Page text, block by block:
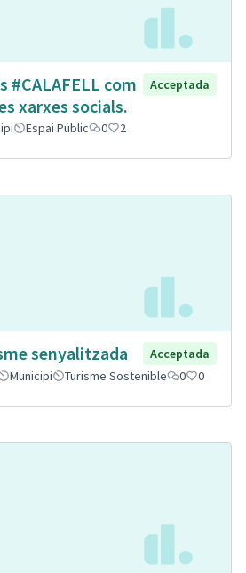
#CALAFELL com
xarxes socials.
Acceptada
Espai Públic 0 2
senyalitzada
Acceptada
Municipi Turisme Sostenible 0 0